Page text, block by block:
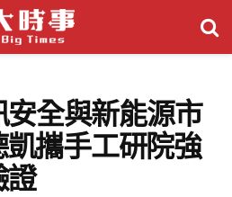
安全與新能源市
攜手工研院強
證